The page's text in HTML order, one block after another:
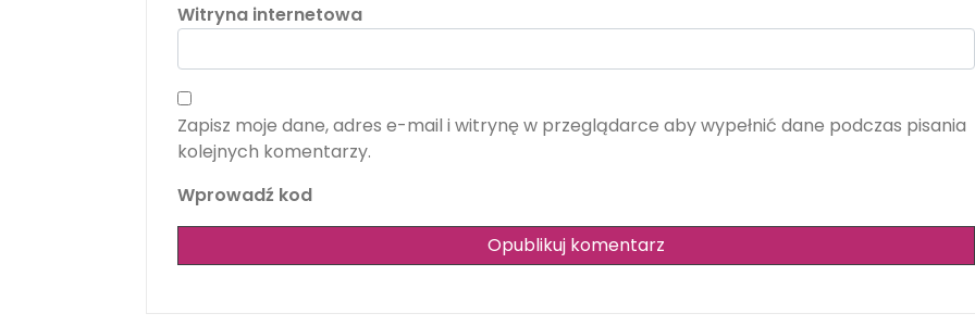
Witryna internetowa
Zapisz moje dane, adres e-mail i witrynę w przeglądarce aby wypełnić dane podczas pisania
kolejnych komentarzy.
Wprowadź kod